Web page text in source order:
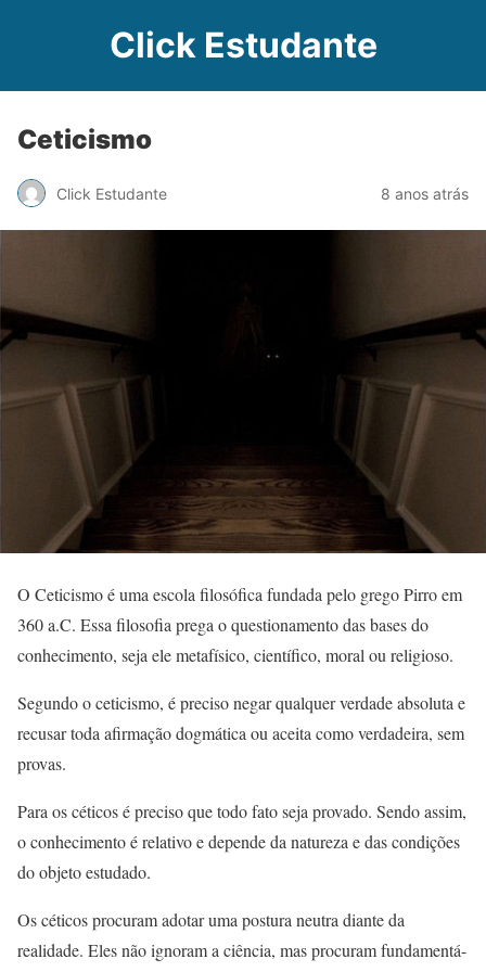
Click Estudante
Ceticismo
Click Estudante 8 anos atrás
O Ceticismo é uma escola filosófica fundada pelo grego Pirro em
360 a.C. Essa filosofia prega o questionamento das bases do
conhecimento, seja ele metafísico, científico, moral ou religioso.
Segundo o ceticismo, é preciso negar qualquer verdade absoluta e
recusar toda afirmação dogmática ou aceita como verdadeira, sem
provas.
Para os céticos é preciso que todo fato seja provado. Sendo assim,
o conhecimento é relativo e depende da natureza e das condições
do objeto estudado.
Os céticos procuram adotar uma postura neutra diante da
realidade. Eles não ignoram a ciência, mas procuram fundamentá-